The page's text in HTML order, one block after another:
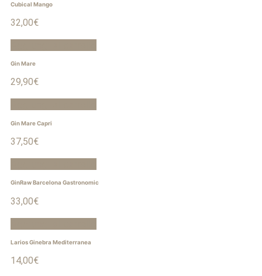
Cubical Mango
32,00€
Gin Mare
29,90€
Gin Mare Capri
37,50€
GinRaw Barcelona Gastronomic
33,00€
Larios Ginebra Mediterranea
14,00€